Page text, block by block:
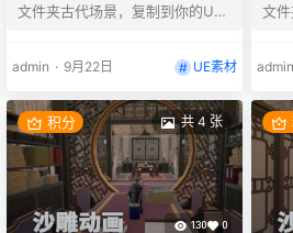
文件夹古代场景，复制到你的UE
改名称。不能修改名称。不能修改
称和层级打开关卡序列不能识别素
材。 UE素材支持UE5.4及以上，
UE5.4以下识别不了
admin · 9月22日 UE素材
文
改
称和
材
admin
共 4 张
积分
130 0